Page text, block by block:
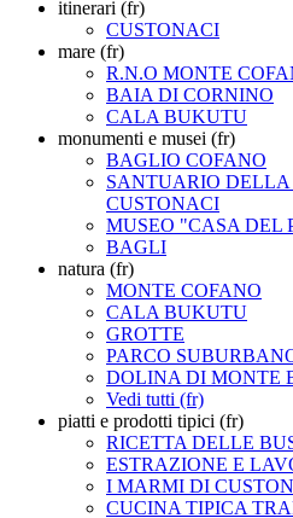
itinerari (fr)
CUSTONACI
mare (fr)
R.N.O MONTE
BAIA DI CORNINO
CALA BUKUTU
monumenti e musei (fr)
BAGLIO COFANO
SANTUARIO
CUSTONACI
MUSEO "CASA DEL
BAGLI
natura (fr)
MONTE COFANO
CALA BUKUTU
GROTTE
PARCO
DOLINA DI MONTE
Vedi tutti (fr)
piatti e prodotti tipici (fr)
RICETTA DELLE
ESTRAZIONE E
I MARMI DI
CUCINA TIPICA